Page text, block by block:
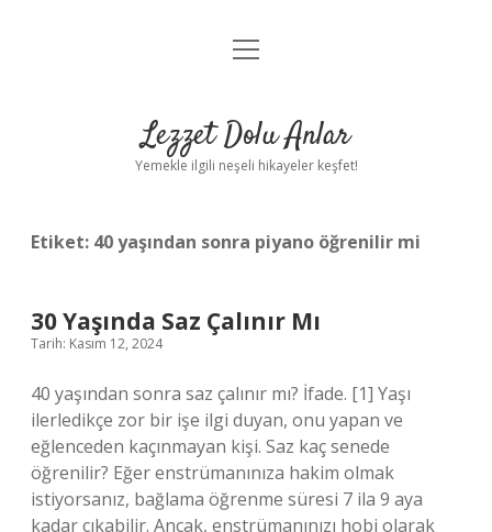
Anasayfa
Yasal Uyarı
menüyü
Lezzet Dolu Anlar
Yemekle ilgili neşeli hikayeler keşfet!
Etiket: 40 yaşından sonra piyano öğrenilir mi
30 Yaşında Saz Çalınır Mı
Tarih: Kasım 12, 2024
40 yaşından sonra saz çalınır mı? İfade. [1] Yaşı
ilerledikçe zor bir işe ilgi duyan, onu yapan ve
eğlenceden kaçınmayan kişi. Saz kaç senede
öğrenilir? Eğer enstrümanınıza hakim olmak
istiyorsanız, bağlama öğrenme süresi 7 ila 9 aya
kadar çıkabilir. Ancak, enstrümanınızı hobi olarak